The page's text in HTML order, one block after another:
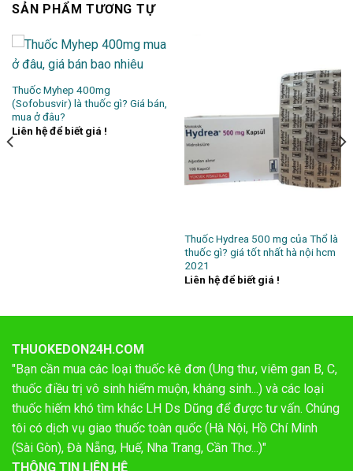
SẢN PHẨM TƯƠNG TỰ
Thuốc Myhep 400mg
(Sofobusvir) là thuốc gì? Giá bán,
mua ở đâu?
Liên hệ để biết giá !
Thuốc Hydrea 500 mg của Thổ là
thuốc gì? giá tốt nhất hà nội hcm
2021
Liên hệ để biết giá !
THUOKEDON24H.COM
"Bạn cần mua các loại thuốc kê đơn (Ung thư, viêm gan B, C,
thuốc điều trị vô sinh hiếm muộn, kháng sinh...) và các loại
thuốc hiếm khó tìm khác LH Ds Dũng để được tư vấn. Chúng
tôi có dịch vụ giao thuốc toàn quốc (Hà Nội, Hồ Chí Minh
(Sài Gòn), Đà Nẵng, Huế, Nha Trang, Cần Thơ...)"
THÔNG TIN LIÊN HỆ